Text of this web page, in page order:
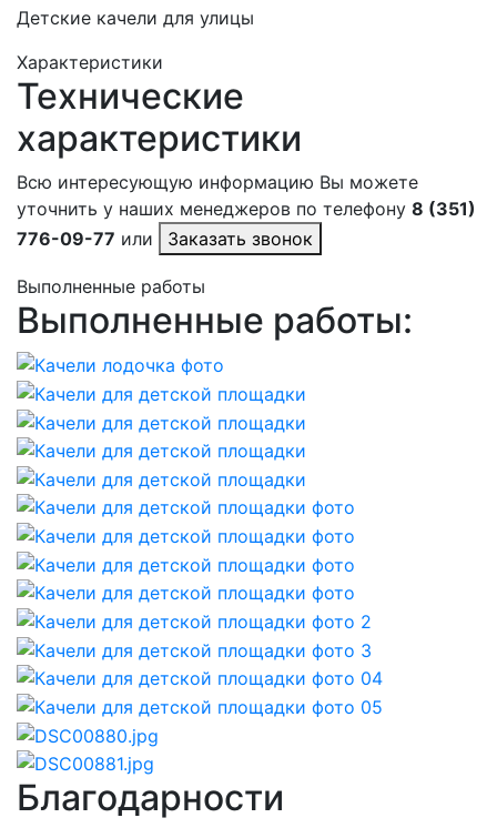
Детские качели для улицы
Характеристики
Технические
характеристики
Всю интересующую информацию Вы можете
уточнить у наших менеджеров по телефону 8 (351)
776-09-77 или Заказать звонок
Выполненные работы
Выполненные работы:
Благодарности